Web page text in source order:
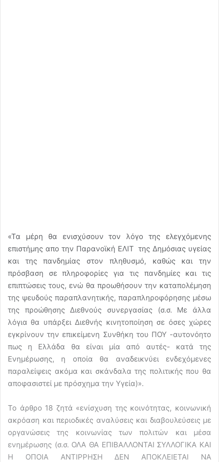
«Τα μέρη θα ενισχύσουν τον λόγο της ελεγχόμενης
επιστήμης απο την Παρανοϊκή ΕΛΙΤ της Δημόσιας υγείας
και της πανδημίας στον πληθυσμό, καθώς και την
πρόσβαση σε πληροφορίες για τις πανδημίες και τις
επιπτώσεις τους, ενώ θα προωθήσουν την καταπολέμηση
της ψευδούς παραπλανητικής, παραπληροφόρησης μέσω
της προώθησης Διεθνούς συνεργασίας (σ.σ. Με άλλα
λόγια θα υπάρξει Διεθνής κινητοποίηση σε όσες χώρες
εγκρίνουν την επικείμενη Συνθήκη του ΠΟΥ -αυτονόητο
πως η Ελλάδα θα είναι μία από αυτές- κατά της
Ενημέρωσης, η οποία θα αναδεικνύει ενδεχόμενες
παραλείψεις ακόμα και σκάνδαλα της πολιτικής που θα
αποφασιστεί με πρόσχημα την Υγεία)».
Το άρθρο 18 ζητά «ενίσχυση της κοινότητας, κοινωνική
ακρόαση και περιοδικές αναλύσεις και διαβουλεύσεις με
οργανώσεις της κοινωνίας των πολιτών και μέσα
ενημέρωσης (σ.σ. ΟΛΑ ΘΑ ΕΠΙΒΑΛΛΟΝΤΑΙ ΣΥΛΛΟΓΙΚΑ ΚΑΙ
Η ΟΠΟΙΑ ΑΝΤΙΡΡΗΣΗ ΔΕΝ ΑΠΟΚΛΕΙΕΤΑΙ ΝΑ